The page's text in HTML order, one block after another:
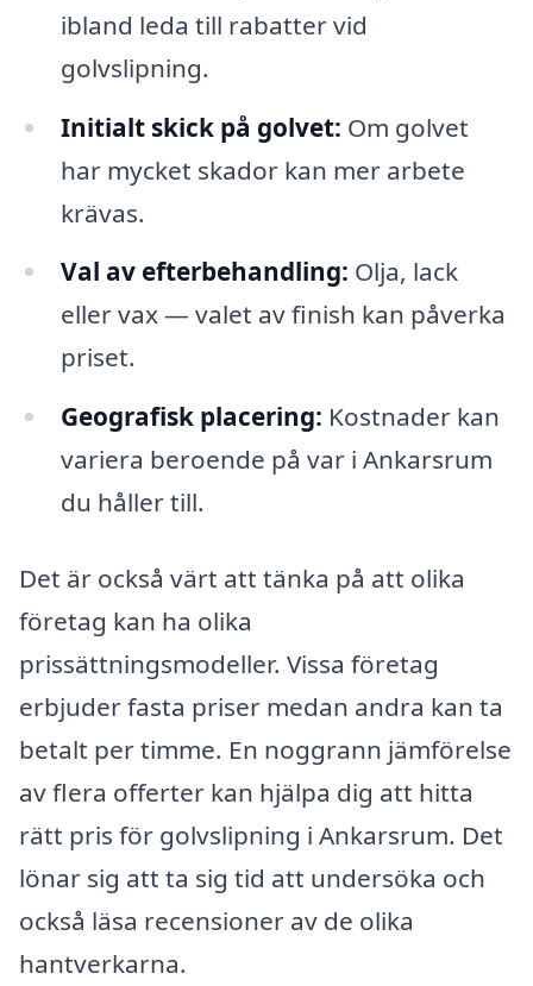
ibland leda till rabatter vid
golvslipning.
Initialt skick på golvet: Om golvet
har mycket skador kan mer arbete
krävas.
Val av efterbehandling: Olja, lack
eller vax — valet av finish kan påverka
priset.
Geografisk placering: Kostnader kan
variera beroende på var i Ankarsrum
du håller till.
Det är också värt att tänka på att olika
företag kan ha olika
prissättningsmodeller. Vissa företag
erbjuder fasta priser medan andra kan ta
betalt per timme. En noggrann jämförelse
av flera offerter kan hjälpa dig att hitta
rätt pris för golvslipning i Ankarsrum. Det
lönar sig att ta sig tid att undersöka och
också läsa recensioner av de olika
hantverkarna.